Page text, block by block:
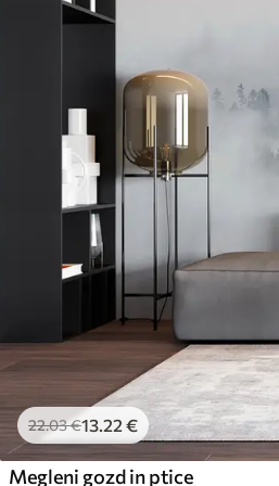
22.03€13.22 €
Megleni gozd in ptice